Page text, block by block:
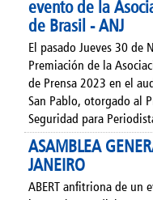
evento de la
de Brasil - ANJ
El pasado Jueves 30 de
Premiación de la
de Prensa 2023 en el
San Pablo, otorgado al
Seguridad para
ASAMBLEA
JANEIRO
ABERT anfitriona de un